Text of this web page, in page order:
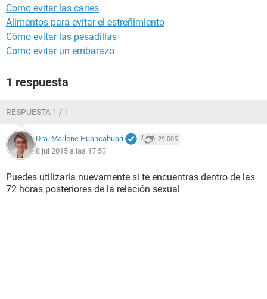
Como evitar las caries
Alimentos para evitar el estreñimiento
Cómo evitar las pesadillas
Como evitar un embarazo
1 respuesta
RESPUESTA 1 / 1
Dra. Marlene Huancahuari 29.005
8 jul 2015 a las 17:53
Puedes utilizarla nuevamente si te encuentras dentro de las
72 horas posteriores de la relación sexual